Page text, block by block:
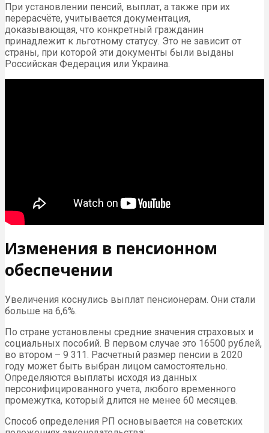
При установлении пенсий, выплат, а также при их
перерасчёте, учитывается документация,
доказывающая, что конкретный гражданин
принадлежит к льготному статусу. Это не зависит от
страны, при которой эти документы были выданы
Российская Федерация или Украина.
Изменения в пенсионном
обеспечении
Увеличения коснулись выплат пенсионерам. Они стали
больше на 6,6%.
По стране установлены средние значения страховых и
социальных пособий. В первом случае это 16500 рублей,
во втором – 9 311. Расчетный размер пенсии в 2020
году может быть выбран лицом самостоятельно.
Определяются выплаты исходя из данных
персонифицированного учета, любого временного
промежутка, который длится не менее 60 месяцев.
Способ определения РП основывается на советских